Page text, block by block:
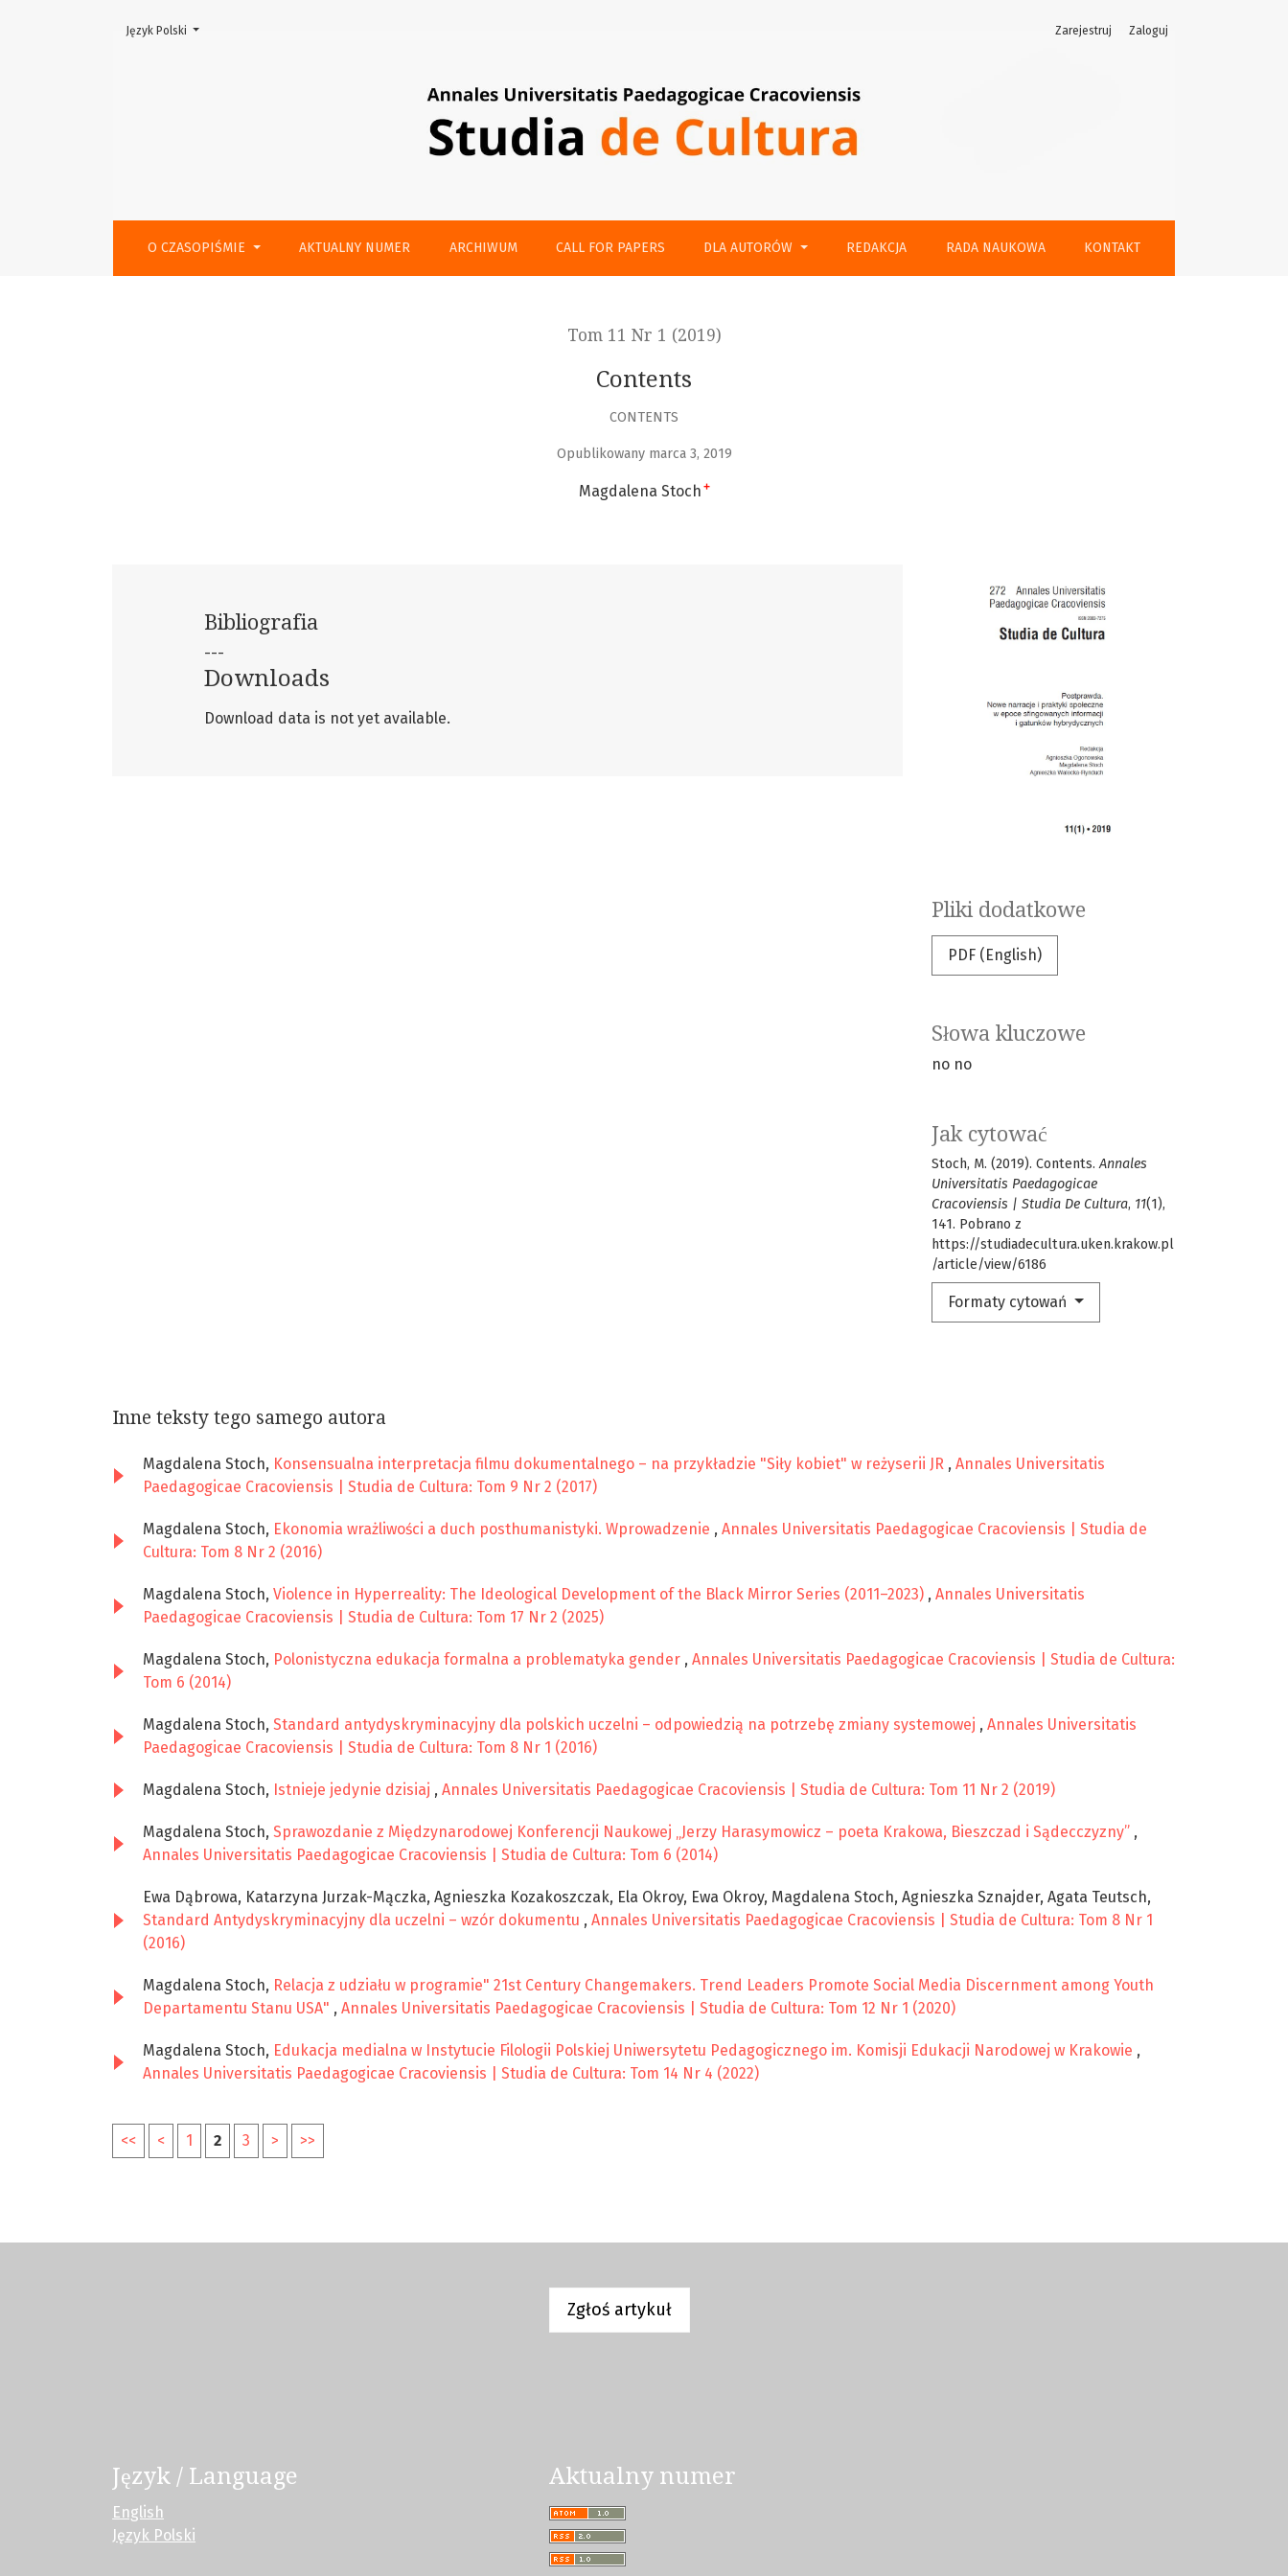
Contents
O CZASOPIŚMIE AKTUALNY NUMER ARCHIWUM CALL FOR PAPERS DLA AUTORÓW REDAKCJA RADA NAUKOWA KONTAKT
Zarejestruj Zaloguj
Zmień język, obecnie wybrany to:
Język Polski
Tom 11 Nr 1 (2019)
Contents
CONTENTS
Opublikowany marca 3, 2019
Magdalena Stoch +
Pliki dodatkowe
PDF (English)
Słowa kluczowe
no no
Jak cytować
Stoch, M. (2019). Contents.Annales
Universitatis Paedagogicae
Cracoviensis | Studia De Cultura, 11(1),
141. Pobrano z
https://studiadecultura.uken.krakow.pl
/article/view/6186
Formaty cytowań
Bibliografia
---
Downloads
Download data is not yet available.
Inne teksty tego samego autora
Magdalena Stoch, Konsensualna interpretacja filmu dokumentalnego – na przykładzie "Siły kobiet" w reżyserii JR , Annales Universitatis
Paedagogicae Cracoviensis | Studia de Cultura: Tom 9 Nr 2 (2017)
Magdalena Stoch, Ekonomia wrażliwości a duch posthumanistyki. Wprowadzenie , Annales Universitatis Paedagogicae Cracoviensis | Studia de
Cultura: Tom 8 Nr 2 (2016)
Magdalena Stoch, Violence in Hyperreality: The Ideological Development of the Black Mirror Series (2011–2023) , Annales Universitatis
Paedagogicae Cracoviensis | Studia de Cultura: Tom 17 Nr 2 (2025)
Magdalena Stoch, Polonistyczna edukacja formalna a problematyka gender , Annales Universitatis Paedagogicae Cracoviensis | Studia de Cultura:
Tom 6 (2014)
Magdalena Stoch, Standard antydyskryminacyjny dla polskich uczelni – odpowiedzią na potrzebę zmiany systemowej , Annales Universitatis
Paedagogicae Cracoviensis | Studia de Cultura: Tom 8 Nr 1 (2016)
Magdalena Stoch, Istnieje jedynie dzisiaj , Annales Universitatis Paedagogicae Cracoviensis | Studia de Cultura: Tom 11 Nr 2 (2019)
Magdalena Stoch, Sprawozdanie z Międzynarodowej Konferencji Naukowej „Jerzy Harasymowicz – poeta Krakowa, Bieszczad i Sądecczyzny” ,
Annales Universitatis Paedagogicae Cracoviensis | Studia de Cultura: Tom 6 (2014)
Ewa Dąbrowa, Katarzyna Jurzak-Mączka, Agnieszka Kozakoszczak, Ela Okroy, Ewa Okroy, Magdalena Stoch, Agnieszka Sznajder, Agata Teutsch,
Standard Antydyskryminacyjny dla uczelni – wzór dokumentu , Annales Universitatis Paedagogicae Cracoviensis | Studia de Cultura: Tom 8 Nr 1
(2016)
Magdalena Stoch, Relacja z udziału w programie" 21st Century Changemakers. Trend Leaders Promote Social Media Discernment among Youth
Departamentu Stanu USA" , Annales Universitatis Paedagogicae Cracoviensis | Studia de Cultura: Tom 12 Nr 1 (2020)
Magdalena Stoch, Edukacja medialna w Instytucie Filologii Polskiej Uniwersytetu Pedagogicznego im. Komisji Edukacji Narodowej w Krakowie ,
Annales Universitatis Paedagogicae Cracoviensis | Studia de Cultura: Tom 14 Nr 4 (2022)
<< < 1 2 3 > >>
Zgłoś artykuł
Język / Language
English
Język Polski
Aktualny numer